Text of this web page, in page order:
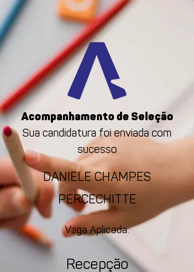
Acompanhamento de Seleção
Sua candidatura foi enviada com
sucesso
DANIELE CHAMPES
PERCECHITTE
Vaga Aplicada:
Recepção